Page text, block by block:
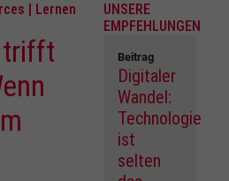
| Lernen
trifft
UNSERE
EMPFEHLUNGEN
Beitrag
Digitaler
Wandel:
Technologie
ist
selten